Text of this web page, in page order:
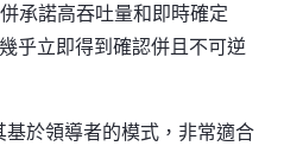
承諾高吞吐量和即時確定
乎立即得到確認併且不可逆
於領導者的模式，非常適合